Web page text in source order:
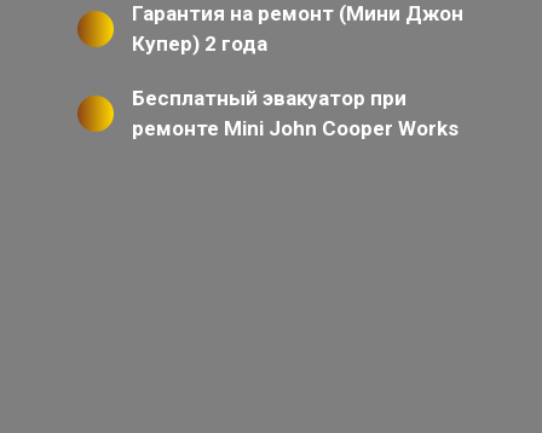
Гарантия на ремонт (Мини Джон
Купер) 2 года
Бесплатный эвакуатор при
ремонте Mini John Cooper Works